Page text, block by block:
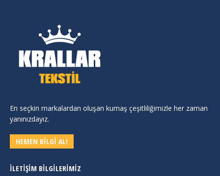
En seçkin markalardan oluşan kumaş çeşitliliğimizle her zaman
yanınızdayız.
HEMEN BİLGİ AL!
İLETIŞIM BILGILERIMIZ